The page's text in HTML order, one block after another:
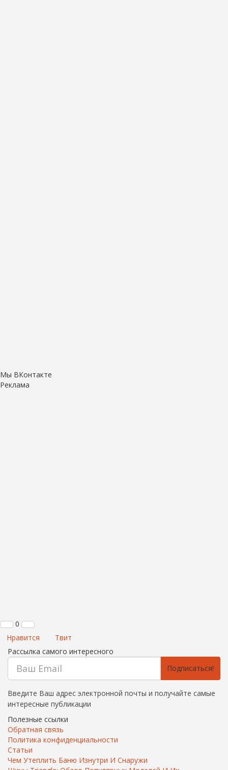
Мы ВКонтакте
Реклама
0
Нравится
Твит
Рассылка самого интересного
Подписаться!
Введите Ваш адрес электронной почты и получайте самые
интересные публикации
Полезные ссылки
Обратная связь
Политика конфиденциальности
Статьи
Чем Утеплить Баню Изнутри И Снаружи